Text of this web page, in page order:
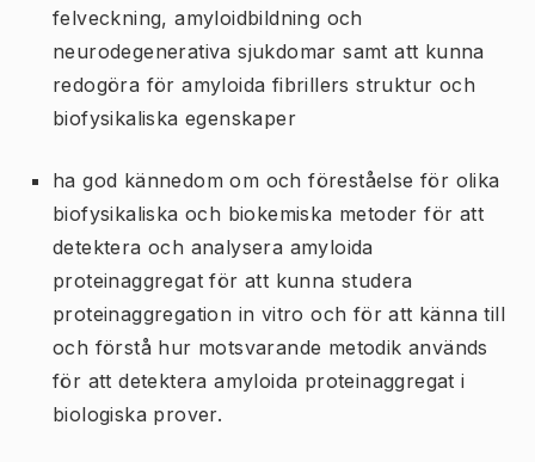
felveckning, amyloidbildning och
neurodegenerativa sjukdomar samt att kunna
redogöra för amyloida fibrillers struktur och
biofysikaliska egenskaper
ha god kännedom om och föreståelse för olika
biofysikaliska och biokemiska metoder för att
detektera och analysera amyloida
proteinaggregat för att kunna studera
proteinaggregation in vitro och för att känna till
och förstå hur motsvarande metodik används
för att detektera amyloida proteinaggregat i
biologiska prover.